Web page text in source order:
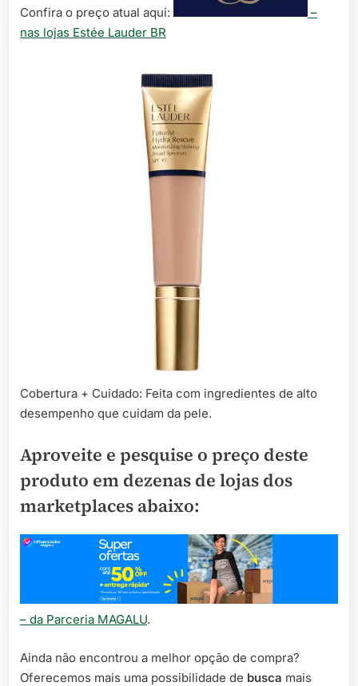
Confira o preço atual aqui:
–
nas lojas Estée Lauder BR
Cobertura + Cuidado: Feita com ingredientes de alto
desempenho que cuidam da pele.
Aproveite e pesquise o preço deste
produto em dezenas de lojas dos
marketplaces abaixo:
– da Parceria MAGALU.
Ainda não encontrou a melhor opção de compra?
Oferecemos mais uma possibilidade de busca mais